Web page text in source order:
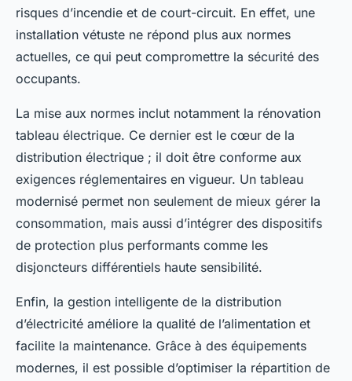
risques d’incendie et de court-circuit. En effet, une
installation vétuste ne répond plus aux normes
actuelles, ce qui peut compromettre la sécurité des
occupants.
La mise aux normes inclut notamment la rénovation
tableau électrique. Ce dernier est le cœur de la
distribution électrique ; il doit être conforme aux
exigences réglementaires en vigueur. Un tableau
modernisé permet non seulement de mieux gérer la
consommation, mais aussi d’intégrer des dispositifs
de protection plus performants comme les
disjoncteurs différentiels haute sensibilité.
Enfin, la gestion intelligente de la distribution
d’électricité améliore la qualité de l’alimentation et
facilite la maintenance. Grâce à des équipements
modernes, il est possible d’optimiser la répartition de